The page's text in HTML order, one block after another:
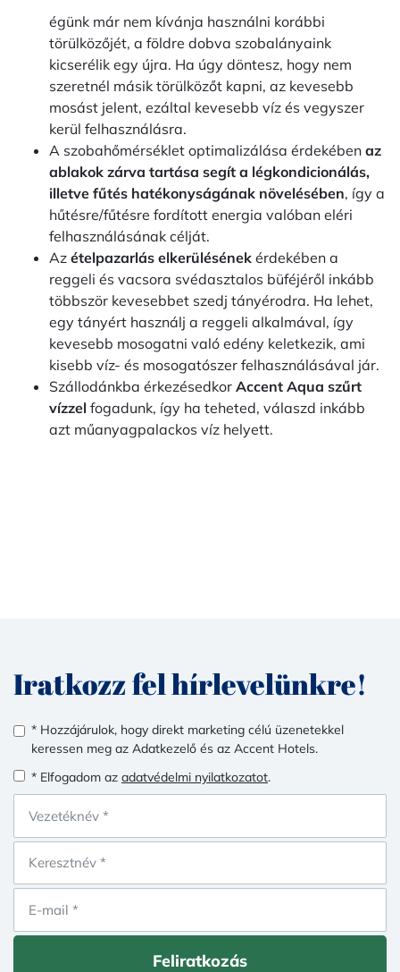
égünk már nem kívánja használni korábbi
törülközőjét, a földre dobva szobalányaink
kicserélik egy újra. Ha úgy döntesz, hogy nem
szeretnél másik törülközőt kapni, az kevesebb
mosást jelent, ezáltal kevesebb víz és vegyszer
kerül felhasználásra.
A szobahőmérséklet optimalizálása érdekében az
ablakok zárva tartása segít a légkondicionálás,
illetve fűtés hatékonyságának növelésében, így a
hűtésre/fűtésre fordított energia valóban eléri
felhasználásának célját.
Az ételpazarlás elkerülésének érdekében a
reggeli és vacsora svédasztalos büféjéről inkább
többször kevesebbet szedj tányérodra. Ha lehet,
egy tányért használj a reggeli alkalmával, így
kevesebb mosogatni való edény keletkezik, ami
kisebb víz- és mosogatószer felhasználásával jár.
Szállodánkba érkezésedkor Accent Aqua szűrt
vízzel fogadunk, így ha teheted, válaszd inkább
azt műanyagpalackos víz helyett.
Iratkozz fel hírlevelünkre!
* Hozzájárulok, hogy direkt marketing célú üzenetekkel
keressen meg az Adatkezelő és az Accent Hotels.
* Elfogadom az adatvédelmi nyilatkozatot.
Feliratkozás